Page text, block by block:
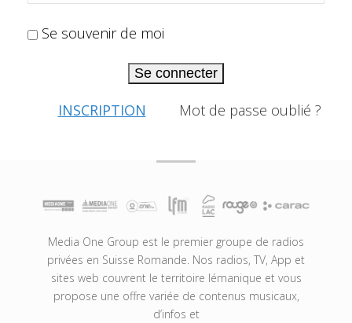
Se souvenir de moi
Se connecter
INSCRIPTION Mot de passe oublié ?
Media One Group est le premier groupe de radios
privées en Suisse Romande. Nos radios, TV, App et
sites web couvrent le territoire lémanique et vous
propose une offre variée de contenus musicaux,
d’infos et